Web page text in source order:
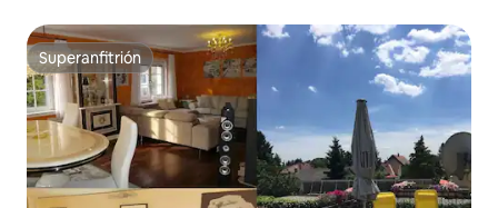
Superanfitrión
Superanfitrión